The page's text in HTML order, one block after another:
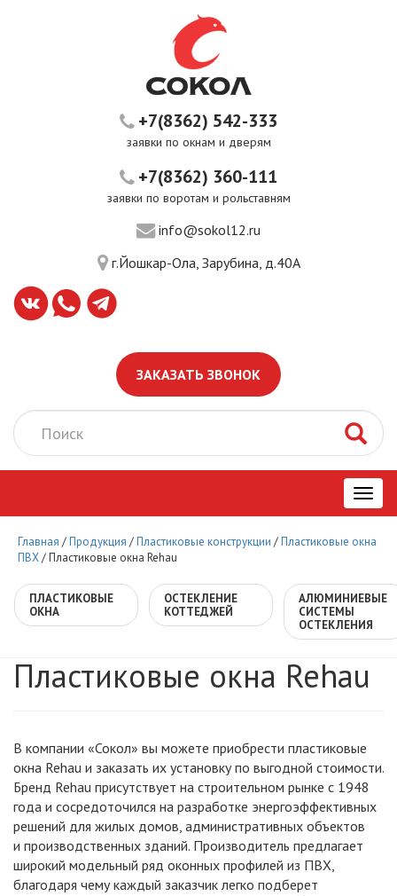
+7(8362) 542-333
заявки по окнам и дверям
+7(8362) 360-111
заявки по воротам и рольставням
info@sokol12.ru
г.Йошкар-Ола, Зарубина, д.40А
ЗАКАЗАТЬ ЗВОНОК
Главная /Продукция /Пластиковые конструкции /Пластиковые окна
ПВХ/Пластиковые окна Rehau
ПЛАСТИКОВЫЕ
ОКНА
ОСТЕКЛЕНИЕ
КОТТЕДЖЕЙ
АЛЮМИНИЕВЫЕ
СИСТЕМЫ
ОСТЕКЛЕНИЯ
Пластиковые окна Rehau
В компании «Сокол» вы можете приобрести пластиковые
окна Rehau и заказать их установку по выгодной стоимости.
Бренд Rehau присутствует на строительном рынке с 1948
года и сосредоточился на разработке энергоэффективных
решений для жилых домов, административных объектов
и производственных зданий. Производитель предлагает
широкий модельный ряд оконных профилей из ПВХ,
благодаря чему каждый заказчик легко подберет